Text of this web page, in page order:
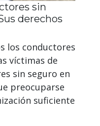
sin
derechos
los conductores
víctimas de
sin seguro en
preocuparse
suficiente